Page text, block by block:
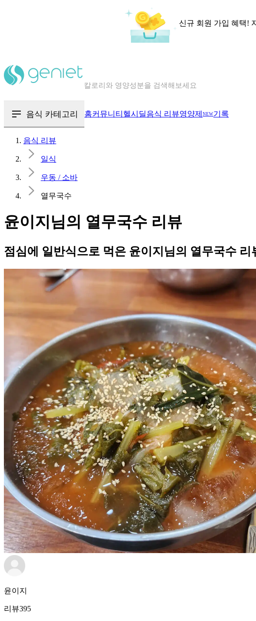
신규 회원 가입 혜택!
혈당 · 다이어트 음식 검색해보세요
음식 카테고리 홈커뮤니티 헬시딜음식 리뷰영양제 NEW기록
음식 리뷰
일식
우동 / 소바
열무국수
윤이지님의 열무국수 리뷰
점심에 일반식으로 먹은 윤이지님의 열무국수 리
윤이지
리뷰395